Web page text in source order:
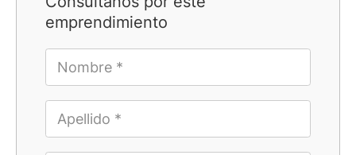
emprendimiento